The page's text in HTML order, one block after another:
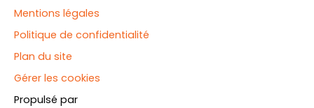
Mentions légales
Politique de confidentialité
Plan du site
Gérer les cookies
Propulsé par